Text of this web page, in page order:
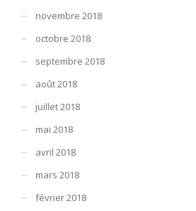
novembre 2018
octobre 2018
septembre 2018
août 2018
juillet 2018
mai 2018
avril 2018
mars 2018
février 2018